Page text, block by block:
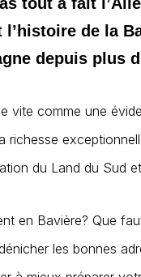
l’histoire de la
depuis plus
vite comme une
richesse
du Land du Sud
en Bavière? Que
les bonnes